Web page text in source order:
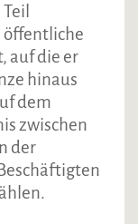
öffentliche
auf die er
hinaus
dem
zwischen
der